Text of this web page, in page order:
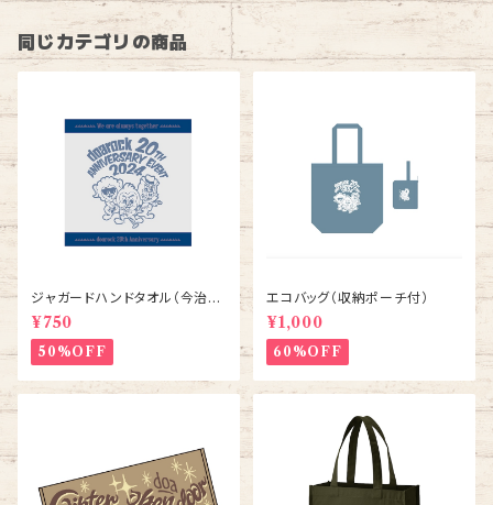
同じカテゴリの商品
ジャガードハンドタオル（今治
製）
¥750
50%OFF
エコバッグ（収納ポーチ付）
¥1,000
60%OFF